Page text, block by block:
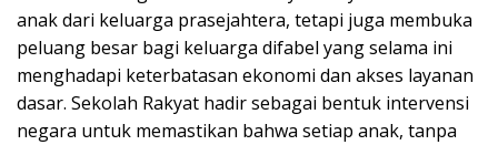
anak dari keluarga prasejahtera, tetapi juga membuka
peluang besar bagi keluarga difabel yang selama ini
menghadapi keterbatasan ekonomi dan akses layanan
dasar. Sekolah Rakyat hadir sebagai bentuk intervensi
negara untuk memastikan bahwa setiap anak, tanpa